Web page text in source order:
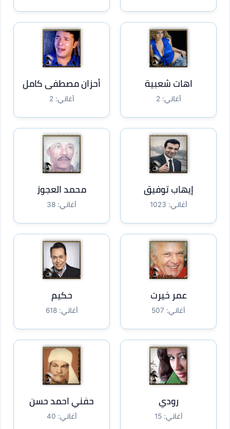
اهات شعبية
أغاني: 2
أحزان مصطفى كامل
أغاني: 2
إيهاب توفيق
أغاني: 1023
محمد العجوز
أغاني: 38
عمر خيرت
أغاني: 507
حكيم
أغاني: 618
رودي
أغاني: 15
حفني احمد حسن
أغاني: 40